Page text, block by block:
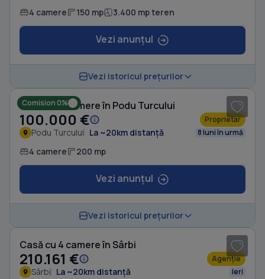
4 camere 150 mp 3.400 mp teren
Vezi anunțul
Vezi istoricul prețurilor
Comision 0%
Casă cu 4 camere în Podu Turcului
100.000 € Proprietar
Podu Turcului La ~20km distanță 8 luni în urmă
4 camere 200 mp
Vezi anunțul
Vezi istoricul prețurilor
Casă cu 4 camere în Sârbi
210.161 € Agenție
Sârbi La ~20km distanță Ieri